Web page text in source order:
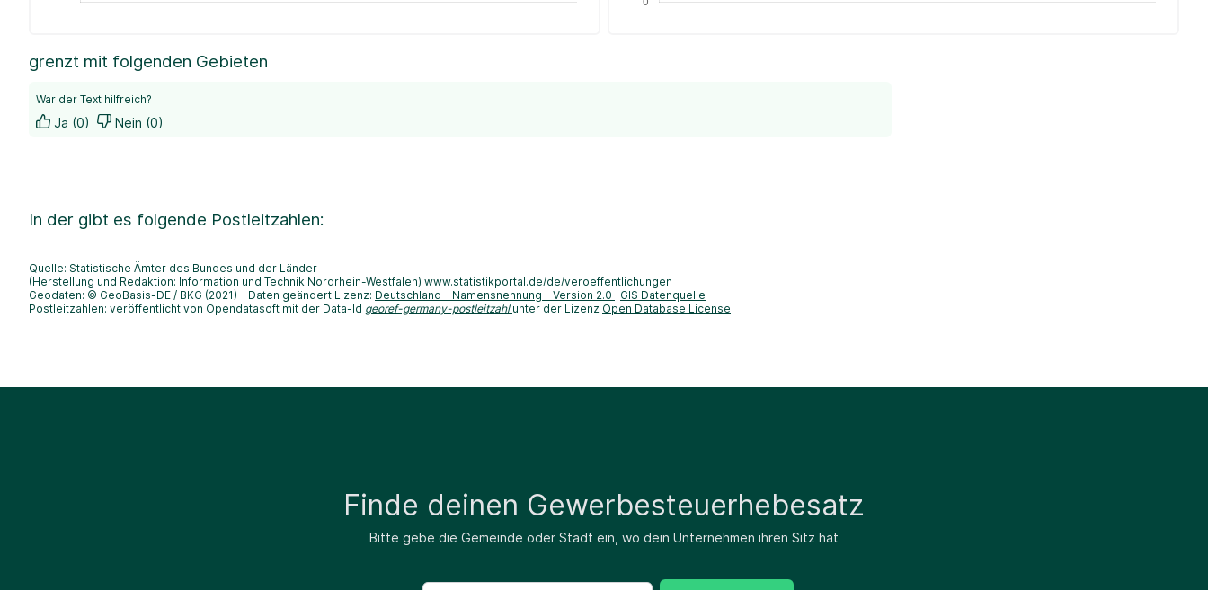
grenzt mit folgenden Gebieten
War der Text hilfreich?
Ja (0) Nein (0)
In der gibt es folgende Postleitzahlen:
Quelle: Statistische Ämter des Bundes und der Länder
(Herstellung und Redaktion: Information und Technik Nordrhein-Westfalen) www.statistikportal.de/de/veroeffentlichungen
Geodaten: © GeoBasis-DE / BKG (2021) - Daten geändert Lizenz: Deutschland – Namensnennung – Version 2.0
GIS Datenquelle
Postleitzahlen: veröffentlicht von Opendatasoft mit der Data-Id georef-germany-postleitzahl unter der Lizenz Open Database License
Finde deinen Gewerbesteuerhebesatz
Bitte gebe die Gemeinde oder Stadt ein, wo dein Unternehmen ihren Sitz hat